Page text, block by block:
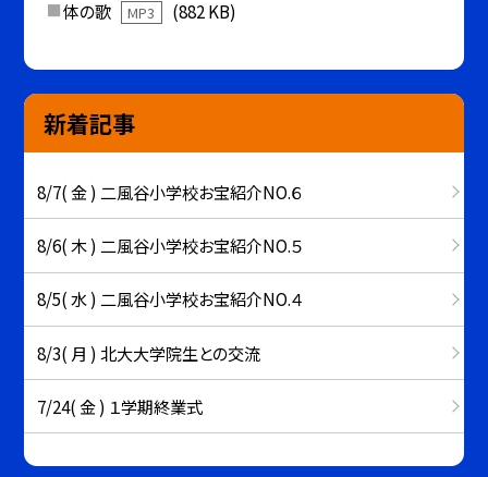
体の歌
MP3 (882 KB)
新着記事
8/7( 金 ) 二風谷小学校お宝紹介NO.６
8/6( 木 ) 二風谷小学校お宝紹介NO.５
8/5( 水 ) 二風谷小学校お宝紹介NO.４
8/3( 月 ) 北大大学院生との交流
7/24( 金 ) １学期終業式